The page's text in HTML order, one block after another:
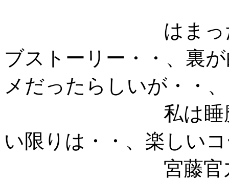
はまったドラ
ブストーリー・・、裏
メだったらしいが・・、
私は睡魔に襲
い限りは・・、楽しい
宮藤官九郎ク